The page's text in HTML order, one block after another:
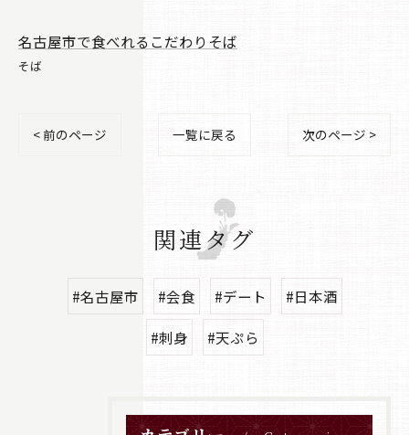
名古屋市で食べれるこだわりそば
そば
< 前のページ 一覧に戻る 次のページ >
関連タグ
#名古屋市 #会食 #デート #日本酒
#刺身 #天ぷら